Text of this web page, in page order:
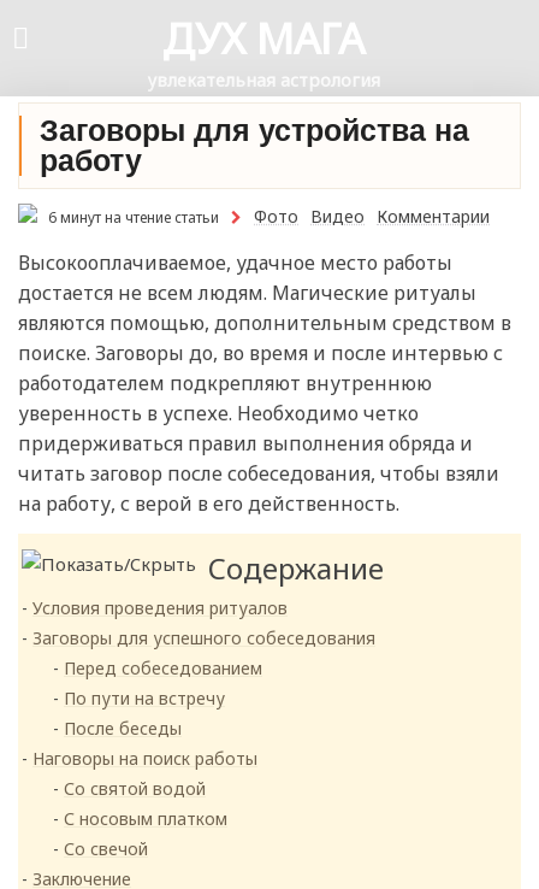
ДУХ МАГА
увлекательная астрология
Заговоры для устройства на
работу
6 минут на чтение статьи Фото Видео Комментарии
Высокооплачиваемое, удачное место работы
достается не всем людям. Магические ритуалы
являются помощью, дополнительным средством в
поиске. Заговоры до, во время и после интервью с
работодателем подкрепляют внутреннюю
уверенность в успехе. Необходимо четко
придерживаться правил выполнения обряда и
читать заговор после собеседования, чтобы взяли
на работу, с верой в его действенность.
Содержание
Условия проведения ритуалов
Заговоры для успешного собеседования
Перед собеседованием
По пути на встречу
После беседы
Наговоры на поиск работы
Со святой водой
С носовым платком
Со свечой
Заключение